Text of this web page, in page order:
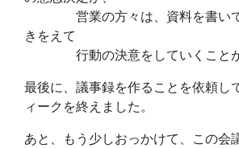
営業の方々は、資料を書いて
きをえて
行動の決意をしていくことが
最後に、議事録を作ることを依頼し
ィークを終えました。
あと、もう少しおっかけて、この会